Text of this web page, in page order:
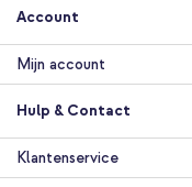
Gratis verzending
Gratis
verzending
Account
Mijn account
Hulp & Contact
Klantenservice